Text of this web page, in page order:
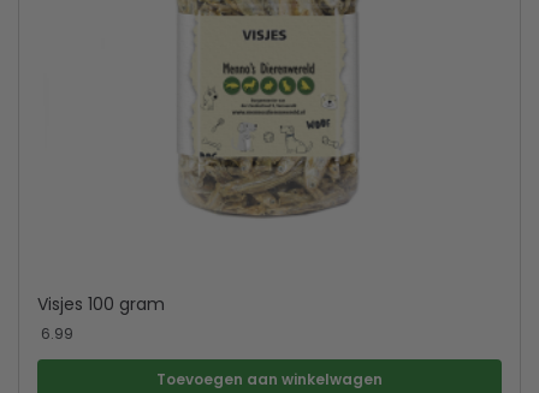
Visjes 100 gram
6.99
Toevoegen aan winkelwagen